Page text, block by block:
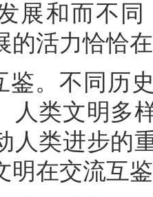
展和而不
的活力恰恰
。不同历
人类文明多
人类进步的
明在交流互